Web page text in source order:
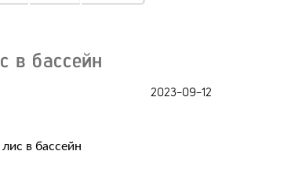
в бассейн
2023-09-12